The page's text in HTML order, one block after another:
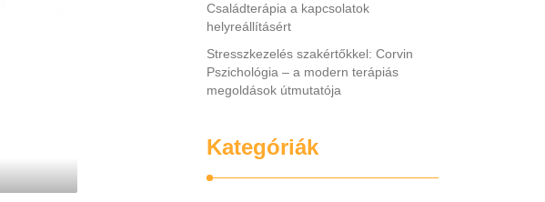
Családterápia a kapcsolatok
helyreállításért
Stresszkezelés szakértőkkel: Corvin
Pszichológia – a modern terápiás
megoldások útmutatója
Kategóriák